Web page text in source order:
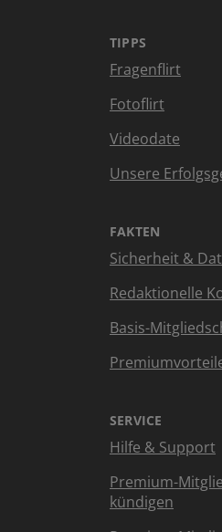
TIPPS
Fragenflirt
Fotoflirt
Videodate
Unsere
FAKTEN
Sicherheit &
Redaktionelle
Basis-
SERVICE
Hilfe & Support
Premium-
kündigen